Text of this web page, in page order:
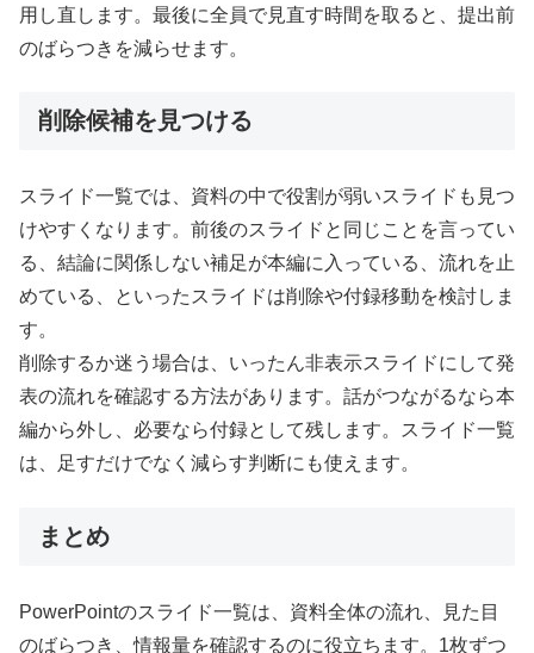
用し直します。最後に全員で見直す時間を取ると、提出前
のばらつきを減らせます。
削除候補を見つける
スライド一覧では、資料の中で役割が弱いスライドも見つ
けやすくなります。前後のスライドと同じことを言ってい
る、結論に関係しない補足が本編に入っている、流れを止
めている、といったスライドは削除や付録移動を検討しま
す。
削除するか迷う場合は、いったん非表示スライドにして発
表の流れを確認する方法があります。話がつながるなら本
編から外し、必要なら付録として残します。スライド一覧
は、足すだけでなく減らす判断にも使えます。
まとめ
PowerPointのスライド一覧は、資料全体の流れ、見た目
のばらつき、情報量を確認するのに役立ちます。1枚ずつ